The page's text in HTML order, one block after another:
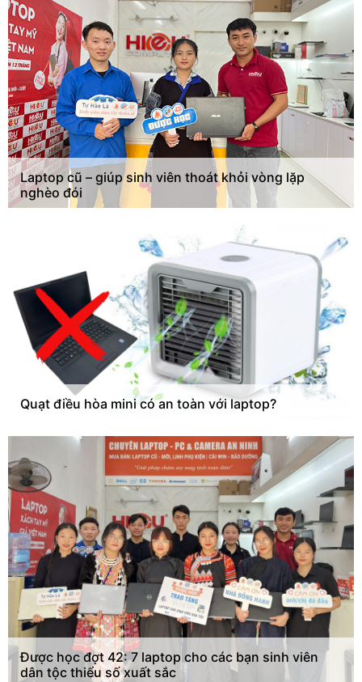
Laptop cũ – giúp sinh viên thoát khỏi vòng lặp
nghèo đói
Quạt điều hòa mini có an toàn với laptop?
Được học đợt 42: 7 laptop cho các bạn sinh viên
dân tộc thiểu số xuất sắc